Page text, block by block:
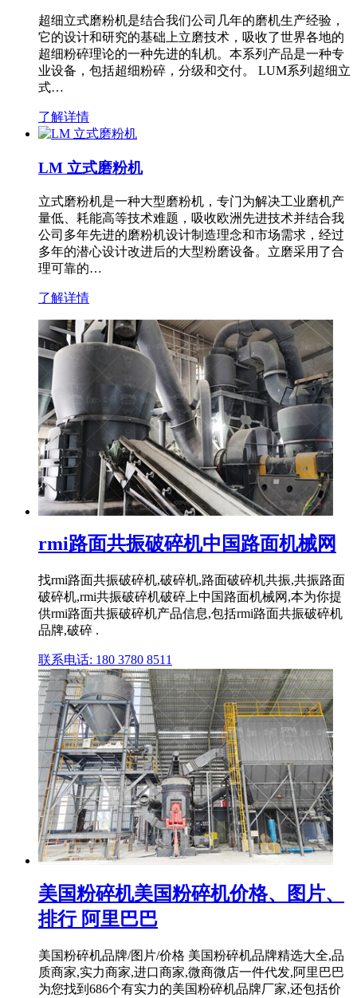
超细立式磨粉机是结合我们公司几年的磨机生产经验，
它的设计和研究的基础上立磨技术，吸收了世界各地的
超细粉碎理论的一种先进的轧机。本系列产品是一种专
业设备，包括超细粉碎，分级和交付。 LUM系列超细立
式…
了解详情
LM 立式磨粉机
立式磨粉机是一种大型磨粉机，专门为解决工业磨机产
量低、耗能高等技术难题，吸收欧洲先进技术并结合我
公司多年先进的磨粉机设计制造理念和市场需求，经过
多年的潜心设计改进后的大型粉磨设备。立磨采用了合
理可靠的…
了解详情
rmi路面共振破碎机中国路面机械网
找rmi路面共振破碎机,破碎机,路面破碎机共振,共振路面
破碎机,rmi共振破碎机破碎上中国路面机械网,本为你提
供rmi路面共振破碎机产品信息,包括rmi路面共振破碎机
品牌,破碎 .
联系电话: 180 3780 8511
美国粉碎机美国粉碎机价格、图片、
排行 阿里巴巴
美国粉碎机品牌/图片/价格 美国粉碎机品牌精选大全,品
质商家,实力商家,进口商家,微商微店一件代发,阿里巴巴
为您找到686个有实力的美国粉碎机品牌厂家,还包括价